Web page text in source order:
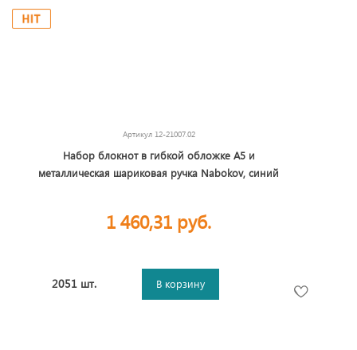
Артикул 12-21007.02
Набор блокнот в гибкой обложке А5 и
металлическая шариковая ручка Nabokov, синий
1 460,31 руб.
2051 шт. В корзину